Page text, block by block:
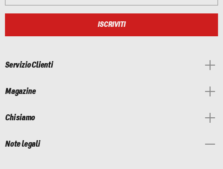
ISCRIVITI
Servizio Clienti
Magazine
Chi siamo
Note legali